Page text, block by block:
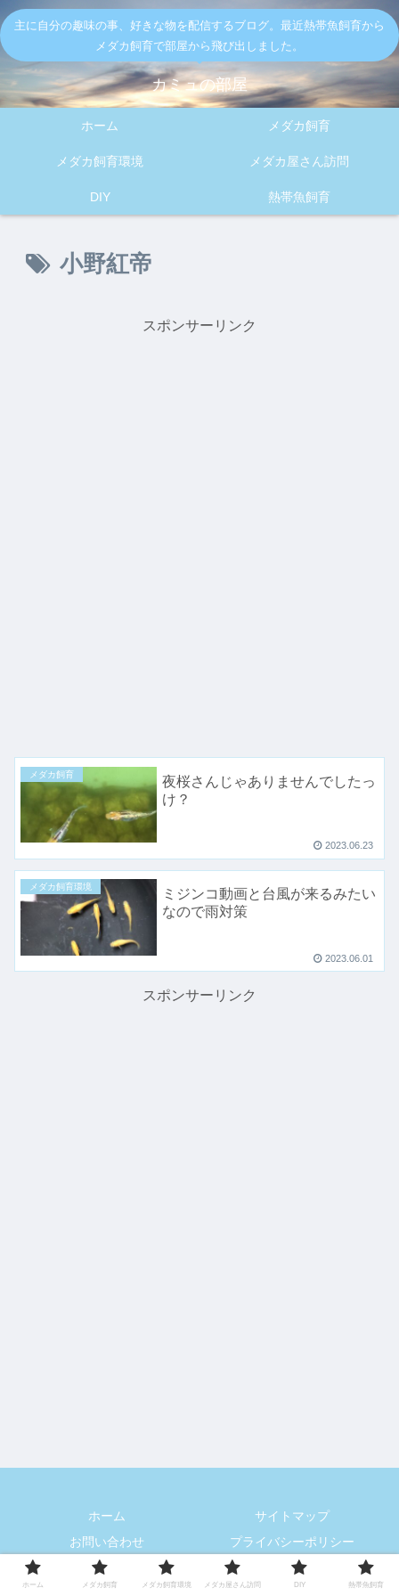
主に自分の趣味の事、好きな物を配信するブログ。最近熱帯魚飼育から
メダカ飼育で部屋から飛び出しました。
カミュの部屋
ホーム メダカ飼育
メダカ飼育環境 メダカ屋さん訪問
DIY 熱帯魚飼育
小野紅帝
スポンサーリンク
メダカ飼育
夜桜さんじゃありませんでしたっ
け？
2023.06.23
メダカ飼育環境
ミジンコ動画と台風が来るみたい
なので雨対策
2023.06.01
スポンサーリンク
ホーム
サイトマップ
お問い合わせ
プライバシーポリシー
© 2020 カミュの部屋.
ホーム メダカ飼育 メダカ飼育環境 メダカ屋さん訪問 DIY 熱帯魚飼育